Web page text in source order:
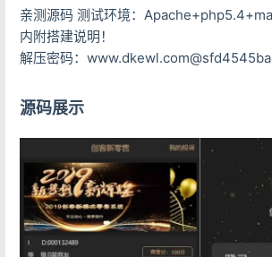
亲测源码 测试环境：
内附搭建说明！
解压密码：
源码展示